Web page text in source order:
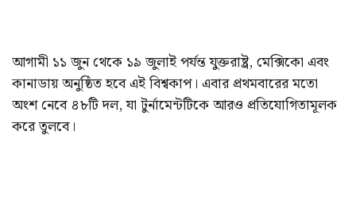
আগামী ১১ জুন থেকে ১৯ জুলাই পর্যন্ত যুক্তরাষ্ট্র, মেক্সিকো এবং
কানাডায় অনুষ্ঠিত হবে এই বিশ্বকাপ। এবার প্রথমবারের মতো
অংশ নেবে ৪৮টি দল, যা টুর্নামেন্টটিকে আরও প্রতিযোগিতামূলক
করে তুলবে।